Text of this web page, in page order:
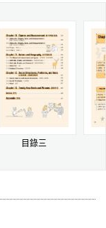
目錄三